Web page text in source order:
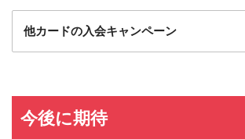
他カードの入会キャンペーン
エポスカード
今後に期待